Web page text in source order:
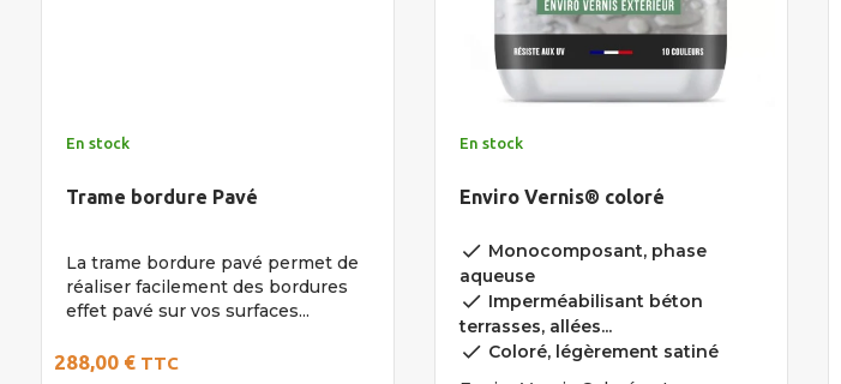
En stock
Trame bordure Pavé
La trame bordure pavé permet de
réaliser facilement des bordures
effet pavé sur vos surfaces...
288,00 € TTC
En stock
Enviro Vernis® coloré
done Monocomposant, phase
aqueuse
done Imperméabilisant béton
terrasses, allées...
done Coloré, légèrement satiné